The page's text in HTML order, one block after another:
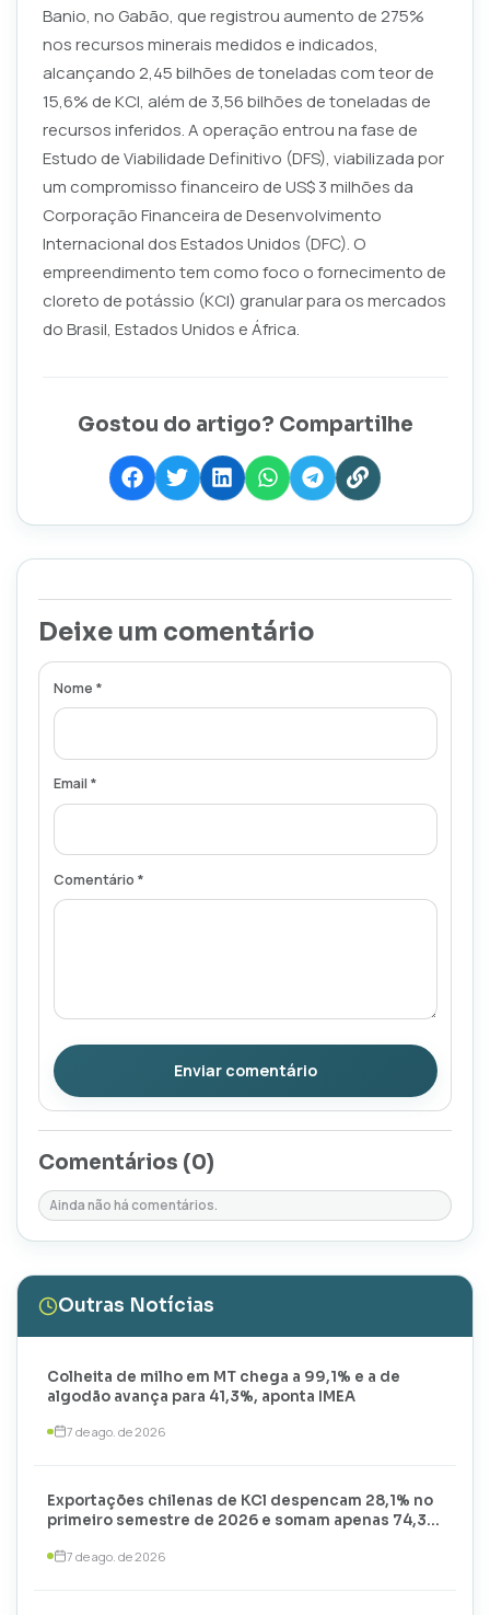
Banio, no Gabão, que registrou aumento de 275%
nos recursos minerais medidos e indicados,
alcançando 2,45 bilhões de toneladas com teor de
15,6% de KCl, além de 3,56 bilhões de toneladas de
recursos inferidos. A operação entrou na fase de
Estudo de Viabilidade Definitivo (DFS), viabilizada por
um compromisso financeiro de US$ 3 milhões da
Corporação Financeira de Desenvolvimento
Internacional dos Estados Unidos (DFC). O
empreendimento tem como foco o fornecimento de
cloreto de potássio (KCl) granular para os mercados
do Brasil, Estados Unidos e África.
Gostou do artigo? Compartilhe
Deixe um comentário
Nome *
Email *
Comentário *
Enviar comentário
Comentários (0)
Ainda não há comentários.
Outras Notícias
Colheita de milho em MT chega a 99,1% e a de
algodão avança para 41,3%, aponta IMEA
7 de ago. de 2026
Exportações chilenas de KCl despencam 28,1% no
primeiro semestre de 2026 e somam apenas 74,3
7 de ago. de 2026